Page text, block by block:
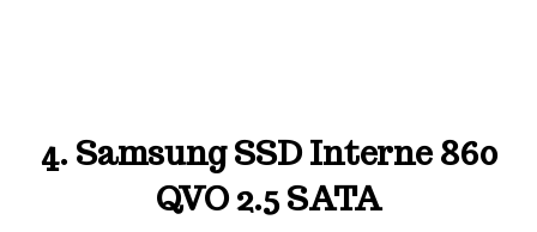
4. Samsung SSD Interne 860
QVO 2.5 SATA